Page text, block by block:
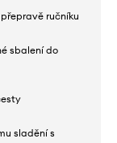
ručníku
sbalení do
sladění s